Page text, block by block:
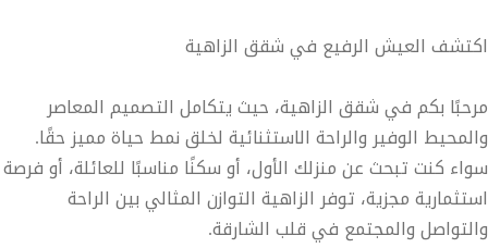
اكتشف العيش الرفيع في شقق الزاهية
مرحبًا بكم في شقق الزاهية، حيث يتكامل التصميم المعاصر
والمحيط الوفير والراحة الاستثنائية لخلق نمط حياة مميز حقًا.
سواء كنت تبحث عن منزلك الأول، أو سكنًا مناسبًا للعائلة، أو فرصة
استثمارية مجزية، توفر الزاهية التوازن المثالي بين الراحة
والتواصل والمجتمع في قلب الشارقة.